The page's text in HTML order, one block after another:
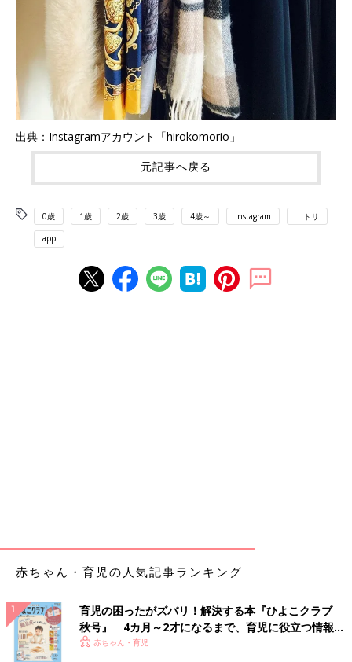
出典：Instagramアカウント「hirokomorio」
元記事へ戻る
0歳 1歳 2歳 3歳 4歳～ Instagram ニトリ
app
赤ちゃん・育児の人気記事ランキング
育児の困ったがズバリ！解決する本『ひよこクラブ
秋号』 4カ月～2才になるまで、育児に役立つ情報が
いっぱい！
赤ちゃん・育児